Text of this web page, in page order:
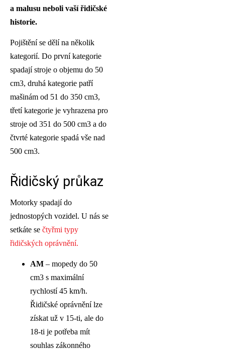
a malusu neboli vaší řidičské
historie.
Pojištění se dělí na několik
kategorií. Do první kategorie
spadají stroje o objemu do 50
cm3, druhá kategorie patří
mašinám od 51 do 350 cm3,
třetí kategorie je vyhrazena pro
stroje od 351 do 500 cm3 a do
čtvrté kategorie spadá vše nad
500 cm3.
Řidičský průkaz
Motorky spadají do
jednostopých vozidel. U nás se
setkáte se čtyřmi typy
řidičských oprávnění.
AM – mopedy do 50
cm3 s maximální
rychlostí 45 km/h.
Řidičské oprávnění lze
získat už v 15-ti, ale do
18-ti je potřeba mít
souhlas zákonného